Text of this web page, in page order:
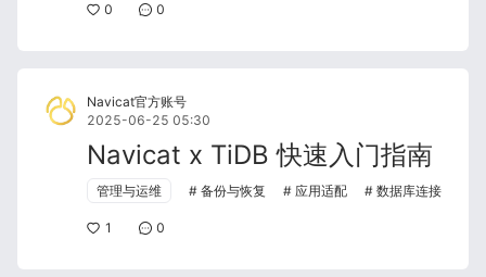
0 0
Navicat官方账号
2025-06-25 05:30
Navicat x TiDB 快速入门指南
管理与运维 备份与恢复 应用适配 数据库连接
1 0